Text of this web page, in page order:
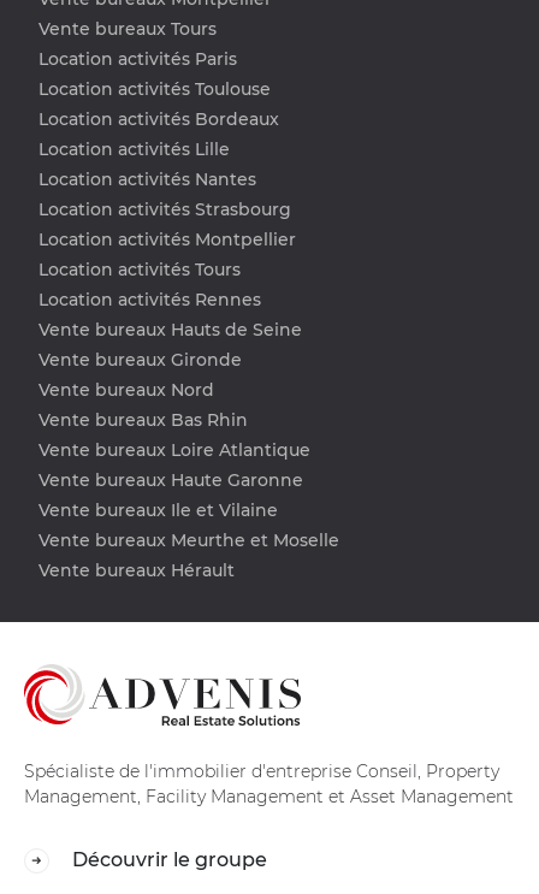
Vente bureaux Tours
Location activités Paris
Location activités Toulouse
Location activités Bordeaux
Location activités Lille
Location activités Nantes
Location activités Strasbourg
Location activités Montpellier
Location activités Tours
Location activités Rennes
Vente bureaux Hauts de Seine
Vente bureaux Gironde
Vente bureaux Nord
Vente bureaux Bas Rhin
Vente bureaux Loire Atlantique
Vente bureaux Haute Garonne
Vente bureaux Ile et Vilaine
Vente bureaux Meurthe et Moselle
Vente bureaux Hérault
Spécialiste de l'immobilier d'entreprise Conseil, Property
Management, Facility Management et Asset Management
Découvrir le groupe